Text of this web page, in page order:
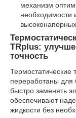
механизм
необходимости
TRplus:
точность
Термостатические
переработаны для
быстро заменять
обеспечивают
жидкости без